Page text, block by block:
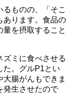
るものの、「そこ
あります。食品の
を摂取すること
ズミに食べさせる
た。グルP1とい
腸がんもできま
発生させたので